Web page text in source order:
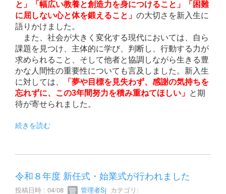
と」「幅広い教養と創造力を身につけること」「困難
に屈しない心と体を鍛えること」 の大切さを新入生に
語りかけました。
また、社会が大きく変化する現代においては、自ら
課題を見つけ、主体的に学び、判断し、行動する力が
求められること、そして他者と協調しながら生きる豊
かな人間性の重要性についても言及しました。新入生
に対しては、
「夢や目標を見失わず、感謝の気持ちを
忘れずに、この3年間努力を積み重ねてほしい」 と期
待が寄せられました。
続きを読む
令和８年度 新任式・始業式が行われました
投稿日時 : 04/08 管理者Sj カテゴリ: